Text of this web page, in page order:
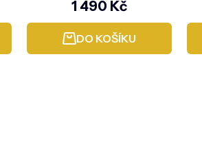
Starlight1 490 Kč
DO KOŠÍKU